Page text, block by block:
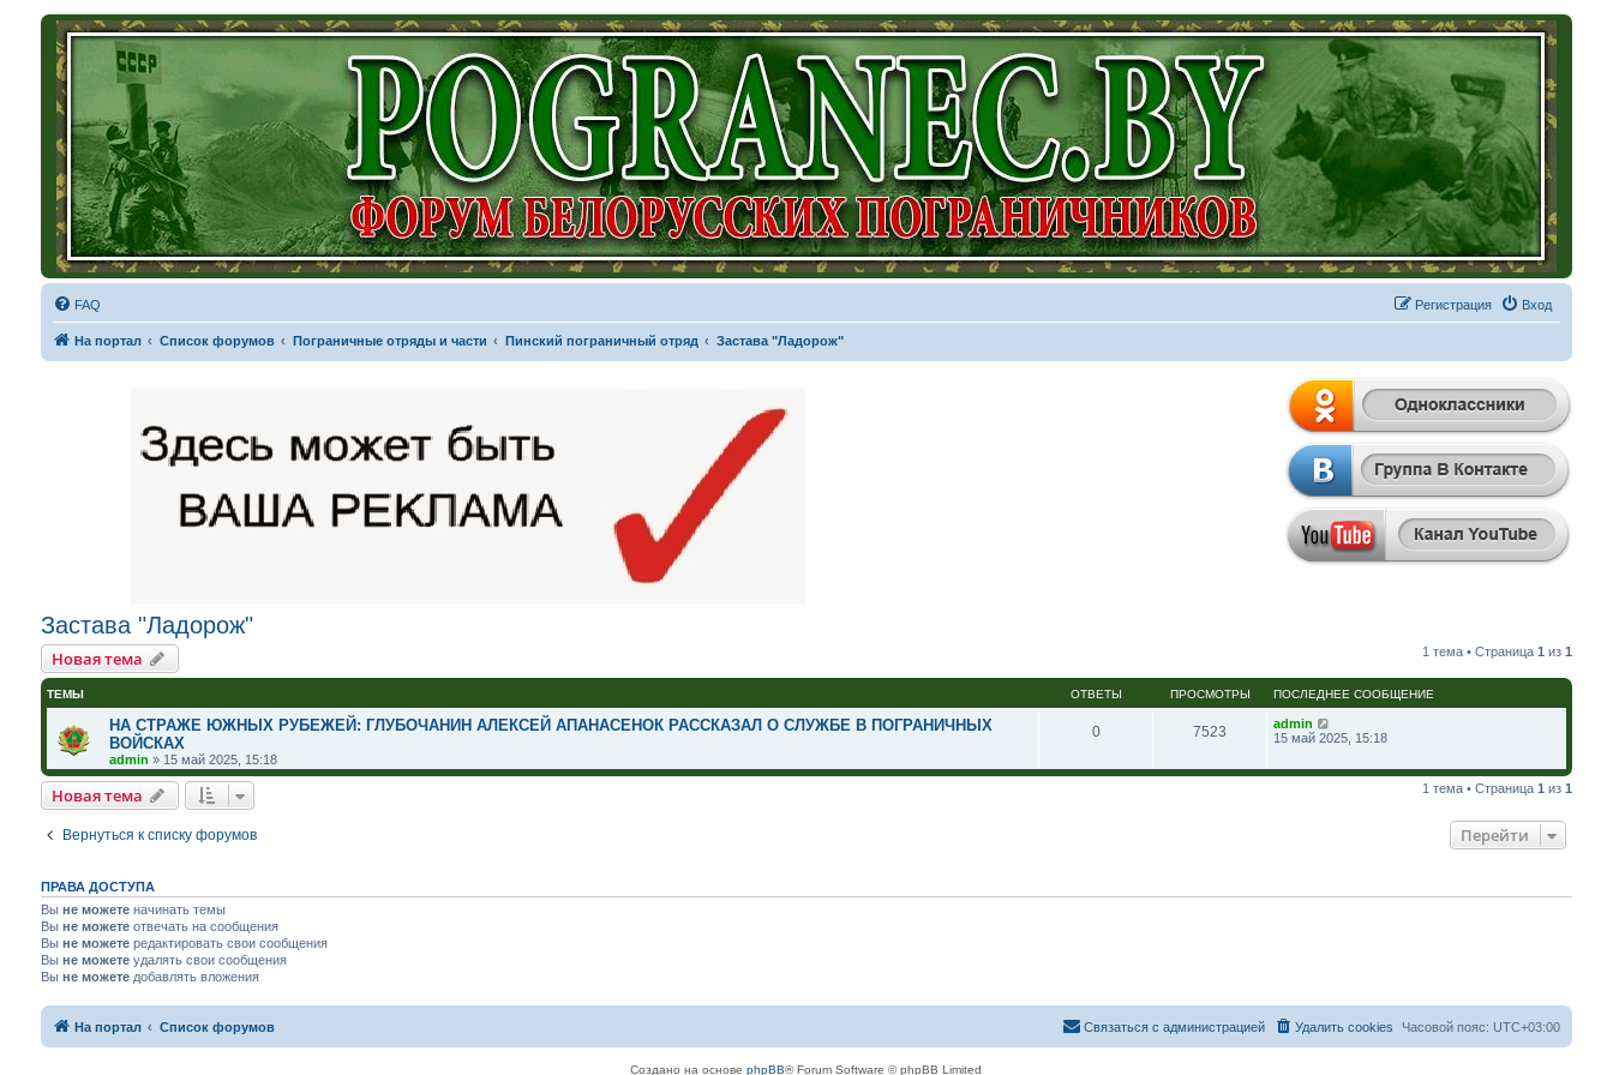
FAQ Вход
Регистрация
На портал Список форумов Пограничные отряды и части Пинский пограничный отряд Застава "Ладорож"
Застава "Ладорож"
Новая тема 1 тема • Страница1 из1
ТЕМЫ ОТВЕТЫ ПРОСМОТРЫ ПОСЛЕДНЕЕ СООБЩЕНИЕ
НА СТРАЖЕ ЮЖНЫХ РУБЕЖЕЙ: ГЛУБОЧАНИН АЛЕКСЕЙ АПАНАСЕНОК РАССКАЗАЛ О СЛУЖБЕ В ПОГРАНИЧНЫХ
ВОЙСКАХ
admin » 15 май 2025, 15:18
0 7523
admin
15 май 2025, 15:18
Новая тема 1 тема • Страница1 из1
Вернуться к списку форумов Перейти
ПРАВА ДОСТУПА
Вы не можетеначинать темы
Вы не можетеотвечать на сообщения
Вы не можетередактировать свои сообщения
Вы не можетеудалять свои сообщения
Вы не можетедобавлять вложения
На портал Список форумов Часовой пояс: UTC+03:00
Удалить cookies
Связаться с администрацией
Создано на основеphpBB® Forum Software © phpBB Limited